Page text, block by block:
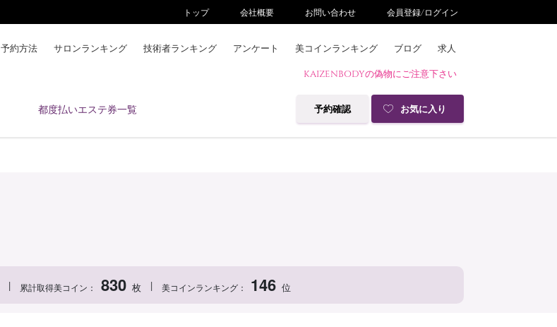
トップ 会社概要 お問い合わせ 会員登録/ログイン
予約方法 サロンランキング 技術者ランキング アンケート 美コインランキング ブログ 求人
KAIZENBODYの偽物にご注意下さい
都度払いエステ券一覧 予約確認 お気に入り
お支払い方法
予約方法
| 累計取得美コイン： 830枚 | 美コインランキング： 146 位